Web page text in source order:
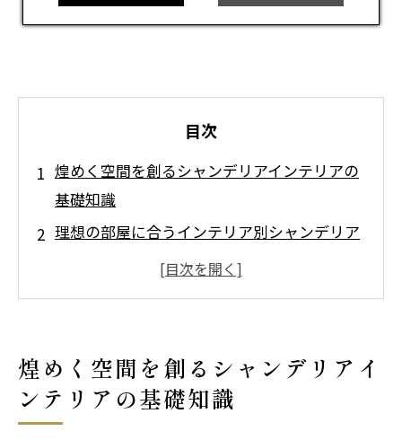
目次
煌めく空間を創るシャンデリアインテリアの
基礎知識
理想の部屋に合うインテリア別シャンデリア
憧れのシャンデリアを設置するための基礎知
まとめ
よくある質問
会社概要
煌めく空間を創るシャンデリアイ
ンテリアの基礎知識